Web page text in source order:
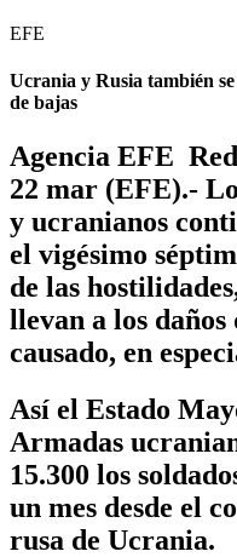
EFE
Ucrania y Rusia también
de bajas
Agencia EFE
22 mar (EFE).-
y ucranianos
el vigésimo
de las
llevan a los daños
causado, en
Así el Estado
Armadas
15.300 los
un mes desde el
rusa de Ucrania.